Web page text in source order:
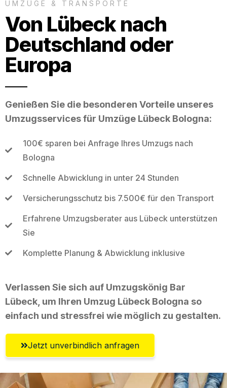
UMZÜGE & TRANSPORTE
Von Lübeck nach
Deutschland oder
Europa
Genießen Sie die besonderen Vorteile unseres
Umzugsservices für Umzüge Lübeck Bologna:
100€ sparen bei Anfrage Ihres Umzugs nach
Bologna
Schnelle Abwicklung in unter 24 Stunden
Versicherungsschutz bis 7.500€ für den Transport
Erfahrene Umzugsberater aus Lübeck unterstützen
Sie
Komplette Planung & Abwicklung inklusive
Verlassen Sie sich auf Umzugskönig Bar
Lübeck, um Ihren Umzug Lübeck Bologna so
einfach und stressfrei wie möglich zu gestalten.
Jetzt unverbindlich anfragen